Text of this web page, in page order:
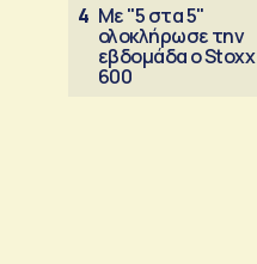
4 Με "5 στα 5"
ολοκλήρωσε την
εβδομάδα ο Stoxx
600